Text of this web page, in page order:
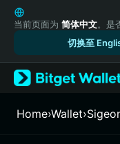
English
日本語
Русский
Español
Türkçe
Italiano
当前页面为 简体中文。是
切换至
Home›Wallet›